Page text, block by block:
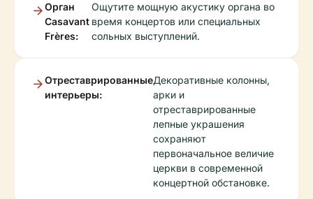
Орган
Casavant
Frères:
Ощутите мощную акустику органа во
время концертов или специальных
сольных выступлений.
Отреставрированные
интерьеры:
Декоративные колонны,
арки и
отреставрированные
лепные украшения
сохраняют
первоначальное величие
церкви в современной
концертной обстановке.